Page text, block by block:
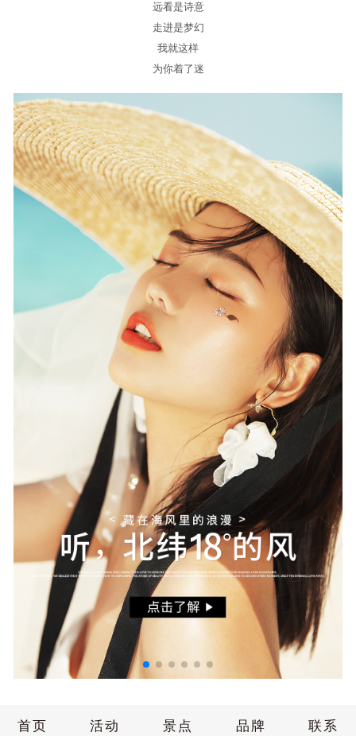
远看是诗意
走进是梦幻
我就这样
为你着了迷
首页 活动 景点 品牌 联系